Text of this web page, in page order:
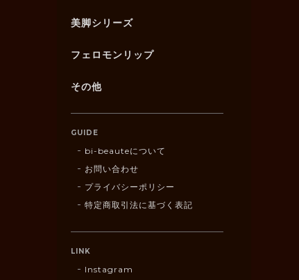
美脚シリーズ
フェロモンリップ
その他
GUIDE
bi-beauteについて
お問い合わせ
プライバシーポリシー
特定商取引法に基づく表記
LINK
Instagram